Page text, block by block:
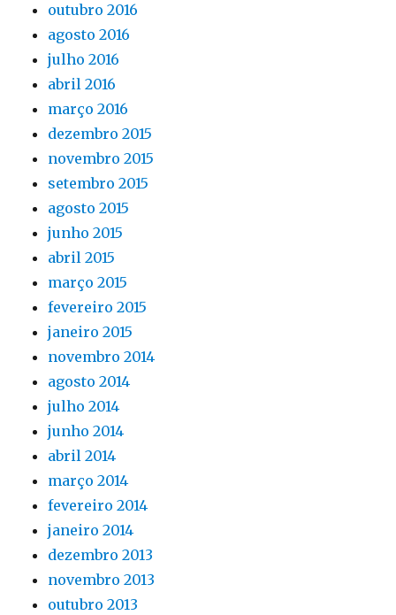
outubro 2016
agosto 2016
julho 2016
abril 2016
março 2016
dezembro 2015
novembro 2015
setembro 2015
agosto 2015
junho 2015
abril 2015
março 2015
fevereiro 2015
janeiro 2015
novembro 2014
agosto 2014
julho 2014
junho 2014
abril 2014
março 2014
fevereiro 2014
janeiro 2014
dezembro 2013
novembro 2013
outubro 2013